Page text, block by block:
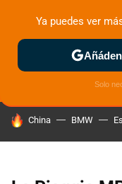
ZONA DE PRUEBAS
HOY SE HABLA DE
China BMW
Ya puedes ver
Solo